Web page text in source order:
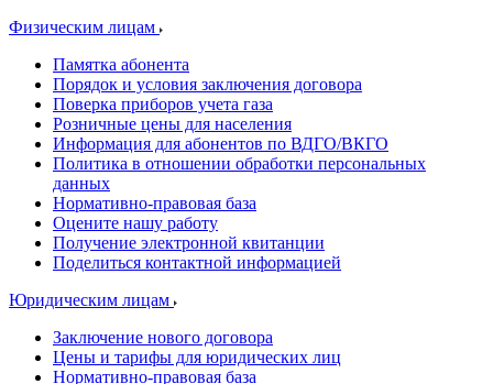
Физическим лицам
Памятка абонента
Порядок и условия заключения договора
Поверка приборов учета газа
Розничные цены для населения
Информация для абонентов по ВДГО/ВКГО
Политика в отношении обработки персональных
данных
Нормативно-правовая база
Оцените нашу работу
Получение электронной квитанции
Поделиться контактной информацией
Юридическим лицам
Заключение нового договора
Цены и тарифы для юридических лиц
Нормативно-правовая база